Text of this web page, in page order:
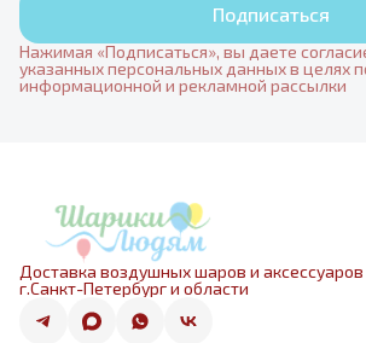
Подписаться
Нажимая «Подписаться», вы даете
указанных персональных данных в целях
информационной и рекламной рассылки
Доставка воздушных шаров и
г.Санкт-Петербург и области